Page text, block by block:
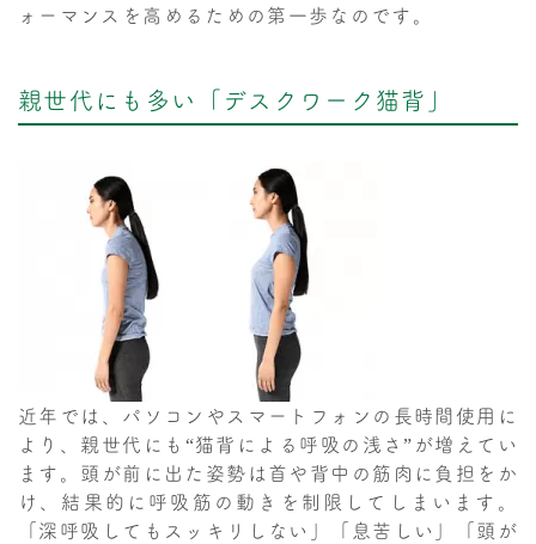
ォーマンスを高めるための第一歩なのです。
親世代にも多い「デスクワーク猫背」
近年では、パソコンやスマートフォンの長時間使用に
より、親世代にも“猫背による呼吸の浅さ”が増えてい
ます。頭が前に出た姿勢は首や背中の筋肉に負担をか
け、結果的に呼吸筋の動きを制限してしまいます。
「深呼吸してもスッキリしない」「息苦しい」「頭が